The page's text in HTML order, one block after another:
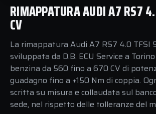
RIMAPPATURA AUDI A7 RS7
CV
La rimappatura Audi A7 RS7 4.0 TFSI
sviluppata da D.B. ECU Service a
benzina da 560 fino a 670 CV di
guadagno fino a +150 Nm di coppia.
scritta su misura e collaudata sul
sede, nel rispetto delle tolleranze del